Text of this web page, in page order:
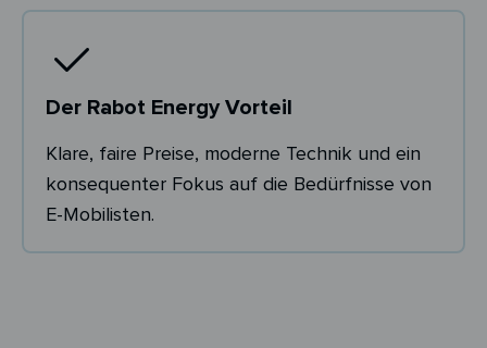
Der Rabot Energy Vorteil
Klare, faire Preise, moderne Technik und ein
konsequenter Fokus auf die Bedürfnisse von
E-Mobilisten.